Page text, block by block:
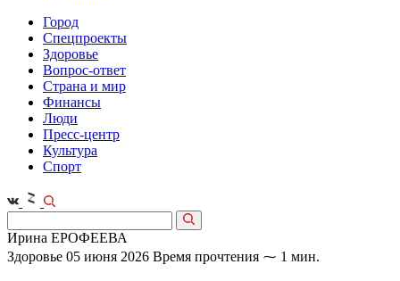
Город
Спецпроекты
Здоровье
Вопрос-ответ
Страна и мир
Финансы
Люди
Пресс-центр
Культура
Спорт
Ирина ЕРОФЕЕВА
Здоровье 05 июня 2026 Время прочтения ⁓ 1 мин.